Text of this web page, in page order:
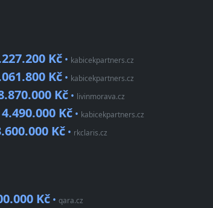
Kč • kabicekpartners.cz
Kč • kabicekpartners.cz
Kč • livinmorava.cz
4.490.000 Kč • kabicekpartners.cz
Kč • rkclaris.cz
Kč • qara.cz